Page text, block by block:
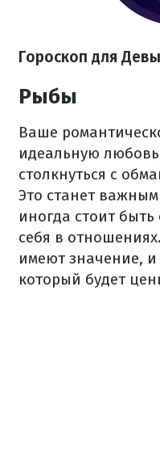
Гороскоп для Девы
Рыбы
Ваше
идеальную
столкнуться с
Это станет
иногда стоит
себя в
имеют значение, и
который будет